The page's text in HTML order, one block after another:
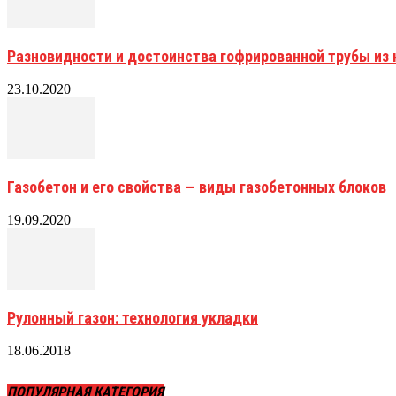
Разновидности и достоинства гофрированной трубы
23.10.2020
Газобетон и его свойства — виды газобетонных блоков
19.09.2020
Рулонный газон: технология укладки
18.06.2018
ПОПУЛЯРНАЯ КАТЕГОРИЯ